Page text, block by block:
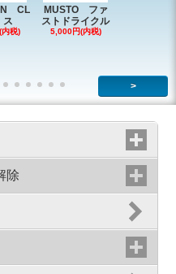
CL
税)
MUSTO ファ
ストドライクル
5,000円(内税)
>
除